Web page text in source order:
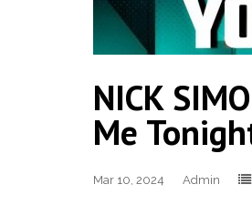
NICK
Me
Mar 10, 2024 Admin